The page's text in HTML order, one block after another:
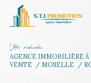
Vore recece
AGENCE IMMOBILIÈRE
VENTE
MOSELLE